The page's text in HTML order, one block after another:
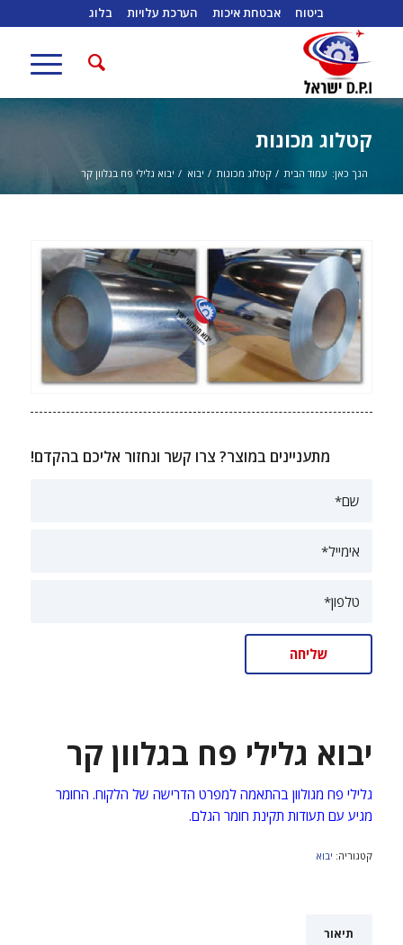
ביטוח אבטחת איכות הערכת עלויות בלוג
קטלוג מכונות
הנך כאן: עמוד הבית / קטלוג מכונות / יבוא / יבוא גלילי פח בגלוון קר
מתעניינים במוצר? צרו קשר ונחזור אליכם בהקדם!
יבוא גלילי פח בגלוון קר
גלילי פח מגולוון בהתאמה למפרט הדרישה של הלקוח. החומר
מגיע עם תעודות תקינת חומר הגלם.
קטגוריה: יבוא
תיאור